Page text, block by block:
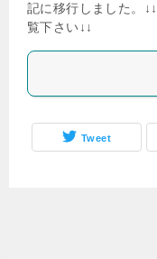
記に移行しました。
覧下さい↓↓
Tweet